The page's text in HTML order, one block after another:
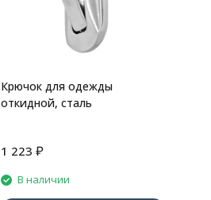
Крючок для одежды
откидной, сталь
1 223 ₽
В наличии